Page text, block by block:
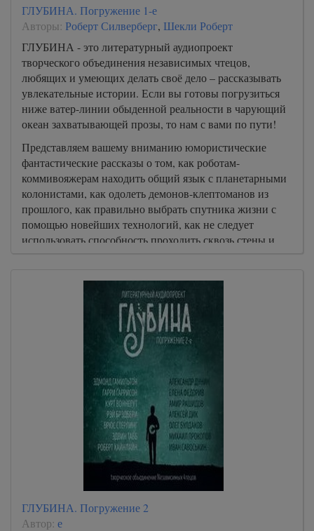
ГЛУБИНА. Погружение 1-е
Авторы: Роберт Силверберг, Шекли Роберт
ГЛУБИНА - это литературный аудиопроект
творческого объединения независимых чтецов,
любящих и умеющих делать своё дело – рассказывать
увлекательные истории. Если вы готовы погрузиться
ниже ватер-линии обыденной реальности в чарующий
океан захватывающей прозы, то нам с вами по пути!
Представляем вашему вниманию юмористические
фантастические рассказы о том, как роботам-
коммивояжерам находить общий язык с планетарными
колонистами, как одолеть демонов-клептоманов из
прошлого, как правильно выбрать спутника жизни с
помощью новейших технологий, как не следует
использовать способность проходить сквозь стены и
ГЛУБИНА. Погружение 2
Автор: е